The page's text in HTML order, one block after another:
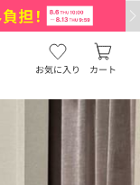
お気に入り カート